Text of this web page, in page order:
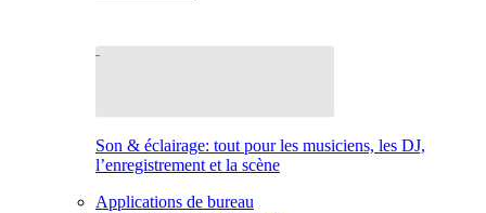
Son & éclairage: tout pour les musiciens, les DJ,
l’enregistrement et la scène
Applications de bureau